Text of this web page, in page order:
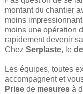
montant du chantier
moins
moins une opération
rapidement devenir
Chez Serplaste, le
Les équipes, toutes
accompagnent et
Prise de mesures à